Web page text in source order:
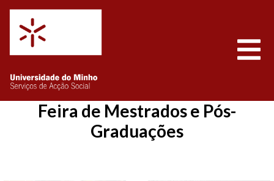
Saltar para o conteúdo
Feira de Mestrados e Pós-
Graduações